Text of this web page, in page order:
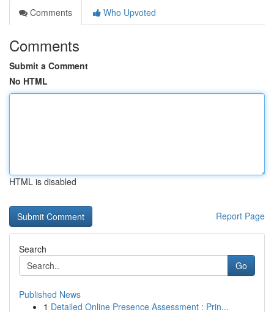
Comments
Who Upvoted
Comments
Submit a Comment
No HTML
HTML is disabled
Report Page
Search
Go
Published News
1 Detailed Online Presence Assessment : Prin...